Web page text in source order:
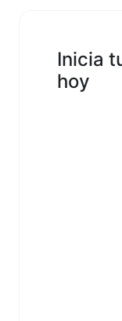
Inicia
hoy